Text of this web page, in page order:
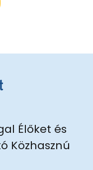
Élőket és
Közhasznú